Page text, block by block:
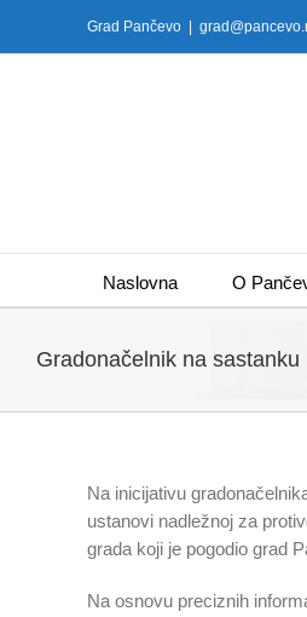
Grad Pančevo
Naslovna O
Gradonačelnik na sastanku
Na inicijativu
ustanovi nadležnoj za
grada koji je pogodio grad
Na osnovu preciznih